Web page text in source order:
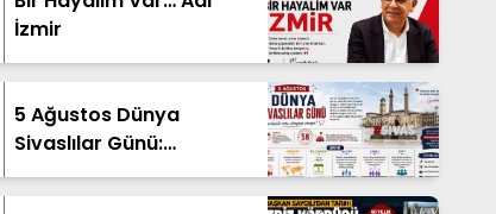
İzmir
5 Ağustos Dünya
Sivaslılar Günü:
Gardaşlık Ruhu Dünyanın